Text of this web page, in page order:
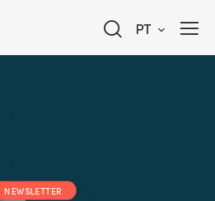
PT
NEWSLETTER